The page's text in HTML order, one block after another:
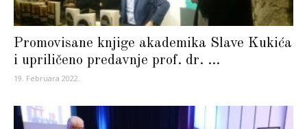
Promovisane knjige akademika Slave Kukića
i upriličeno predavnje prof. dr. ...
19. Februara 2022.